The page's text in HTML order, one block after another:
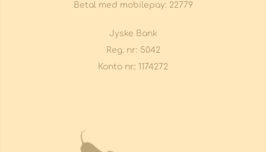
Betal med mobilepay: 22779
Jyske Bank
Reg. nr: 5042
Konto nr.: 1174272